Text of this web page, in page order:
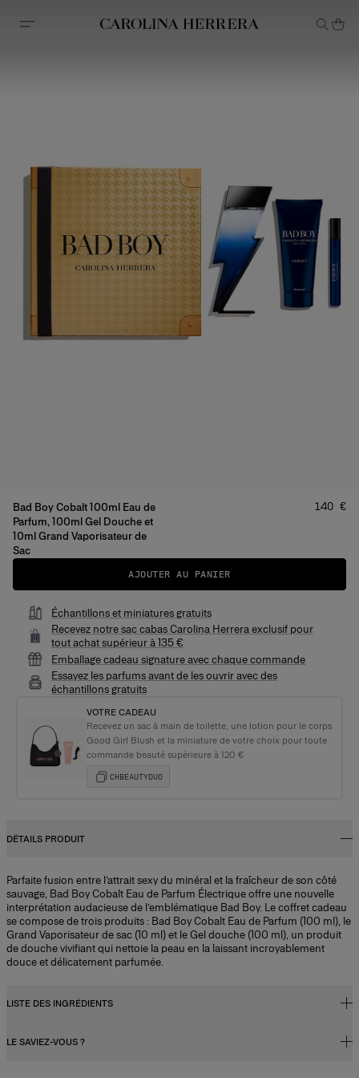
Avis d'accessibilité (lien)
Bad Boy Cobalt 100ml Eau de
Parfum, 100ml Gel Douche et
10ml Grand Vaporisateur de
Sac
Prix :
140 €
AJOUTER AU PANIER
Échantillons et miniatures gratuits
Recevez notre sac cabas Carolina Herrera exclusif pour
tout achat supérieur à 135 €
Emballage cadeau signature avec chaque commande
Essayez les parfums avant de les ouvrir avec des
échantillons gratuits
VOTRE CADEAU
Recevez un sac à main de toilette, une lotion pour le corps
Good Girl Blush et la miniature de votre choix pour toute
commande beauté supérieure à 120 €
CHBEAUTYDUO
DÉTAILS PRODUIT
Parfaite fusion entre l’attrait sexy du minéral et la fraîcheur de son côté
sauvage, Bad Boy Cobalt Eau de Parfum Électrique offre une nouvelle
interprétation audacieuse de l’emblématique Bad Boy. Le coffret cadeau
se compose de trois produits : Bad Boy Cobalt Eau de Parfum (100 ml), le
Grand Vaporisateur de sac (10 ml) et le Gel douche (100 ml), un produit
de douche vivifiant qui nettoie la peau en la laissant incroyablement
douce et délicatement parfumée.
LISTE DES INGRÉDIENTS
Alcohol Denat., Parfum (fragrance), Aqua (water), Tetramethyl
LE SAVIEZ-VOUS ?